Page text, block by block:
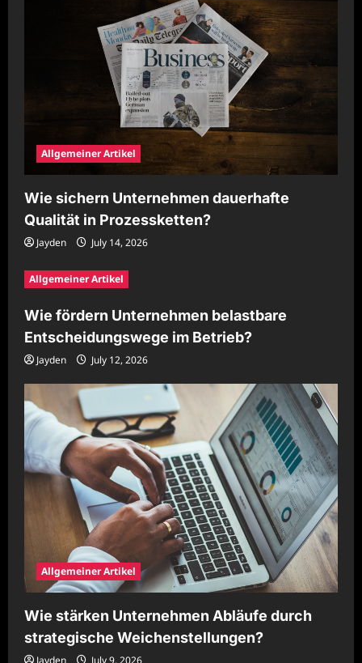
Allgemeiner Artikel
Wie sichern Unternehmen dauerhafte
Qualität in Prozessketten?
Jayden July 14, 2026
Allgemeiner Artikel
Wie fördern Unternehmen belastbare
Entscheidungswege im Betrieb?
Jayden July 12, 2026
Allgemeiner Artikel
Wie stärken Unternehmen Abläufe durch
strategische Weichenstellungen?